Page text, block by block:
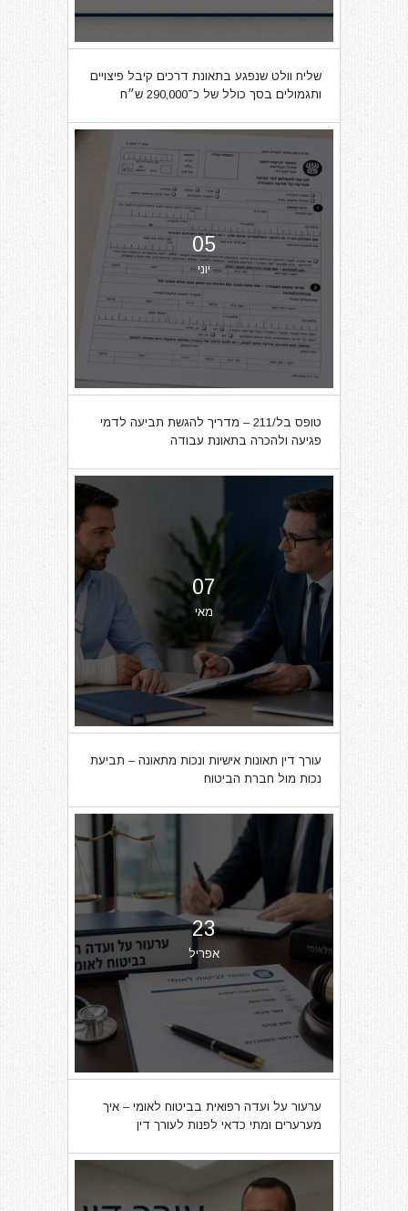
שליח וולט שנפגע בתאונת דרכים קיבל פיצויים
ותגמולים בסך כולל של כ־290,000 ש״ח
05
יוני
טופס בל/211 – מדריך להגשת תביעה לדמי
פגיעה ולהכרה בתאונת עבודה
07
מאי
עורך דין תאונות אישיות ונכות מתאונה – תביעת
נכות מול חברת הביטוח
23
אפריל
ערעור על ועדה רפואית בביטוח לאומי – איך
מערערים ומתי כדאי לפנות לעורך דין